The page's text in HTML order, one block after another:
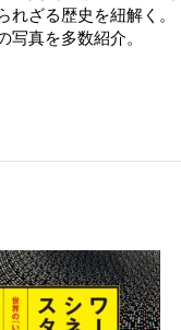
ざる歴史を紐解く。
真を多数紹介。